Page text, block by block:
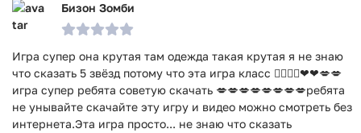
Бизон Зомби
Игра супер она крутая там одежда такая крутая я не знаю
что сказать 5 звёзд потому что эта игра класс 👍🏻👍🏻❤❤💋💋
игра супер ребята советую скачать 💋💋💋💋💋💋💋💋ребята
не унывайте скачайте эту игру и видео можно смотреть без
интернета.Эта игра просто... не знаю что сказать